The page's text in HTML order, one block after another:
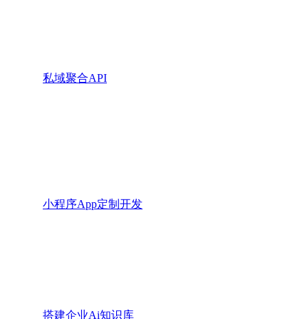
私域聚合API
小程序App定制开发
搭建企业Ai知识库